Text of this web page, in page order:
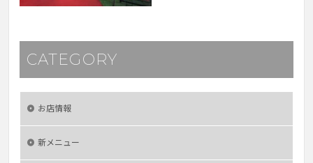
CATEGORY
お店情報
新メニュー